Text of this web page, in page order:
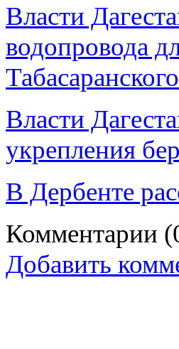
Власти
водопровода
Власти
укрепления
В Дербенте
Комментарии
Добавить